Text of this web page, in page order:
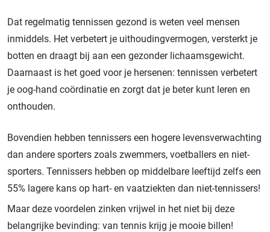
Dat regelmatig tennissen gezond is weten veel mensen
inmiddels. Het verbetert je uithoudingvermogen, versterkt je
botten en draagt bij aan een gezonder lichaamsgewicht.
Daarnaast is het goed voor je hersenen: tennissen verbetert
je oog-hand coördinatie en zorgt dat je beter kunt leren en
onthouden.
Bovendien hebben tennissers een hogere levensverwachting
dan andere sporters zoals zwemmers, voetballers en niet-
sporters. Tennissers hebben op middelbare leeftijd zelfs een
55% lagere kans op hart- en vaatziekten dan niet-tennissers!
Maar deze voordelen zinken vrijwel in het niet bij deze
belangrijke bevinding: van tennis krijg je mooie billen!